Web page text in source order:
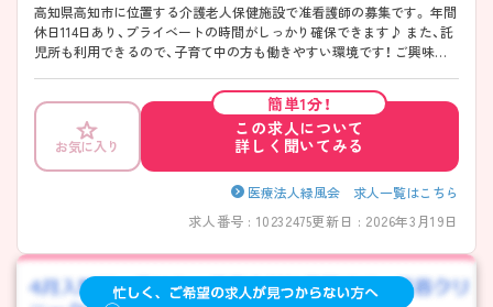
高知県高知市に位置する介護老人保健施設で准看護師の募集です。 年間
休日114日あり、プライベートの時間がしっかり確保できます♪ また、託
児所も利用できるので、子育て中の方も働きやすい環境です！ ご興味の
お気に入り
簡単1分！
この求人について
詳しく聞いてみる
医療法人緑風会 求人一覧はこちら
求人番号 : 10232475更新日 : 2026年3月19日